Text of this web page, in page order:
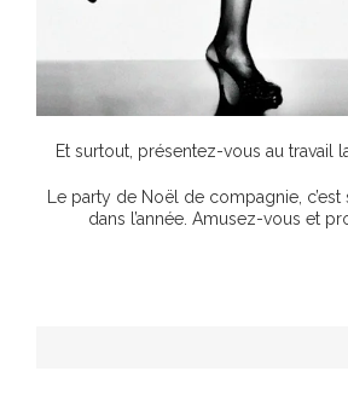
Et surtout, présentez-vous au travail
Le party de Noël de compagnie,
dans l’année. Amusez-vous et